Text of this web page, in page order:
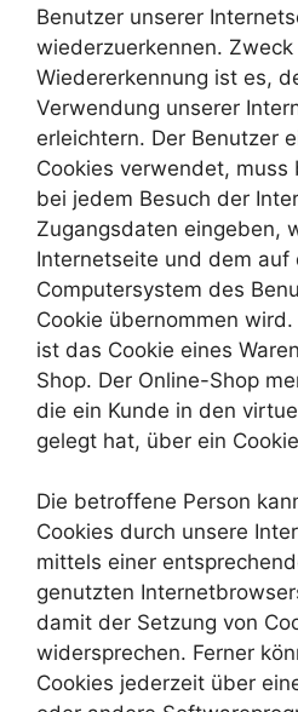
Benutzer unserer
wiederzuerkennen.
Wiedererkennung ist es,
Verwendung unserer
erleichtern. Der Benutzer
Cookies verwendet,
bei jedem Besuch der
Zugangsdaten eingeben,
Internetseite und dem auf
Computersystem des
Cookie übernommen
ist das Cookie eines
Shop. Der Online-Shop
die ein Kunde in den
gelegt hat, über ein
Die betroffene Person
Cookies durch unsere
mittels einer
genutzten
damit der Setzung von
widersprechen. Ferner
Cookies jederzeit über